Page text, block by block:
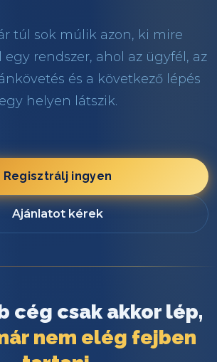
túl sok múlik azon, ki mire
egy rendszer, ahol az ügyfél, az
és a következő lépés
egy helyen látszik.
Regisztrálj ingyen
Ajánlatot kérek
cég csak akkor lép,
nem elég fejben